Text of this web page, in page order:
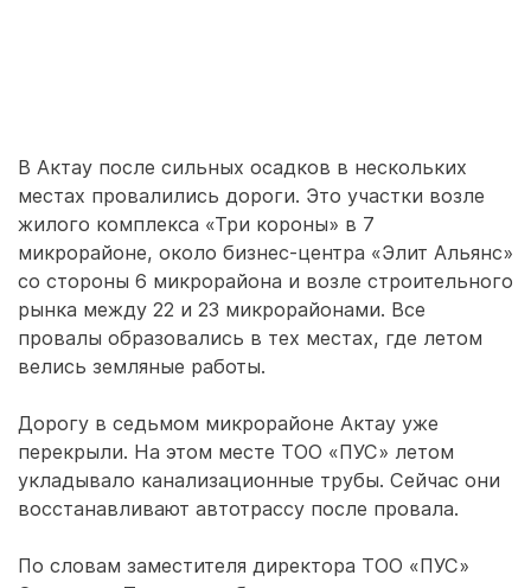
В Актау после сильных осадков в нескольких
местах провалились дороги. Это участки возле
жилого комплекса «Три короны» в 7
микрорайоне, около бизнес-центра «Элит Альянс»
со стороны 6 микрорайона и возле строительного
рынка между 22 и 23 микрорайонами. Все
провалы образовались в тех местах, где летом
велись земляные работы.
Дорогу в седьмом микрорайоне Актау уже
перекрыли. На этом месте ТОО «ПУС» летом
укладывало канализационные трубы. Сейчас они
восстанавливают автотрассу после провала.
По словам заместителя директора ТОО «ПУС»